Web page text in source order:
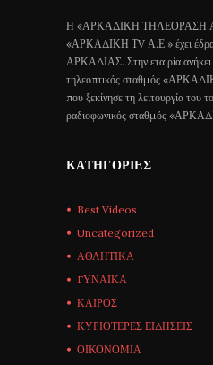
Η «ΑΡΚΑΔΙΚΗ ΤΗΛΕΟΡΑΣΗ
«ΑΡΚΑΔΙΚΗ ΤV Α.Ε.» έχει
ΑΡΚΑΔΙΑΣ. Στην εταιρία ανήκει
τηλεοπτικός σταθμός
που ξεκίνησε τη λειτουργία του
ραδιοφωνικός σταθμός
ΚΑΤΗΓΟΡΊΕΣ
Best Videos
Uncategorized
ΑΘΛΗΤΙΚΑ
ΓΥΝΑΙΚΑ
ΚΑΙΡΟΣ
ΚΥΡΙΟΤΕΡΕΣ ΕΙΔΗΣΕΙΣ
ΟΙΚΟΝΟΜΙΑ